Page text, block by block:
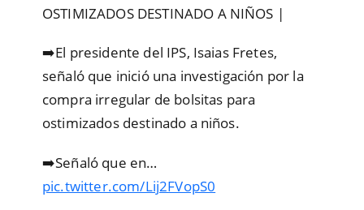
OSTIMIZADOS DESTINADO A NIÑOS |
➡️El presidente del IPS, Isaias Fretes,
señaló que inició una investigación por la
compra irregular de bolsitas para
ostimizados destinado a niños.
➡️Señaló que en…
pic.twitter.com/Lij2FVopS0